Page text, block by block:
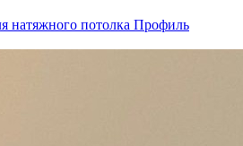
натяжного потолка Профиль